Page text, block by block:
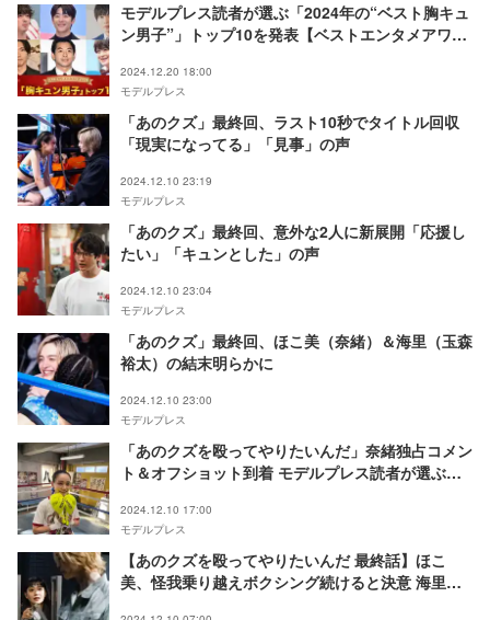
モデルプレス読者が選ぶ「2024年の“ベスト胸キュ
ン男子”」トップ10を発表【ベストエンタメアワー
2024.12.20 18:00
モデルプレス
「あのクズ」最終回、ラスト10秒でタイトル回収
「現実になってる」「見事」の声
2024.12.10 23:19
モデルプレス
「あのクズ」最終回、意外な2人に新展開「応援し
たい」「キュンとした」の声
2024.12.10 23:04
モデルプレス
「あのクズ」最終回、ほこ美（奈緒）＆海里（玉森
裕太）の結末明らかに
2024.12.10 23:00
モデルプレス
「あのクズを殴ってやりたいんだ」奈緒独占コメン
ト＆オフショット到着 モデルプレス読者が選ぶ
2024.12.10 17:00
モデルプレス
【あのクズを殴ってやりたいんだ 最終話】ほこ
美、怪我乗り越えボクシング続けると決意 海里と